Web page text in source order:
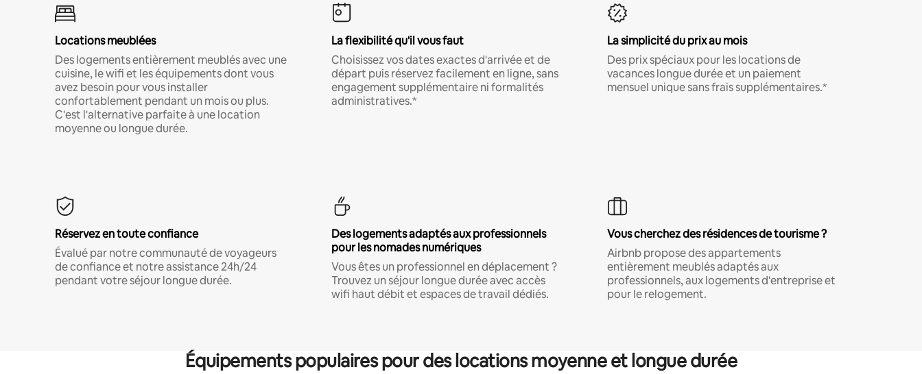
Locations meublées
Des logements entièrement meublés avec une
cuisine, le wifi et les équipements dont vous
avez besoin pour vous installer
confortablement pendant un mois ou plus.
C'est l'alternative parfaite à une location
moyenne ou longue durée.
La flexibilité qu'il vous faut
Choisissez vos dates exactes d'arrivée et de
départ puis réservez facilement en ligne, sans
engagement supplémentaire ni formalités
administratives.*
La simplicité du prix au mois
Des prix spéciaux pour les locations de
vacances longue durée et un paiement
mensuel unique sans frais supplémentaires.*
Réservez en toute confiance
Évalué par notre communauté de voyageurs
de confiance et notre assistance 24h/24
pendant votre séjour longue durée.
Des logements adaptés aux professionnels
pour les nomades numériques
Vous êtes un professionnel en déplacement ?
Trouvez un séjour longue durée avec accès
wifi haut débit et espaces de travail dédiés.
Vous cherchez des résidences de tourisme ?
Airbnb propose des appartements
entièrement meublés adaptés aux
professionnels, aux logements d'entreprise et
pour le relogement.
Équipements populaires pour des locations moyenne et longue durée